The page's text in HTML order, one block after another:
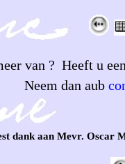
van ? Heeft u
Neem dan aub
dank aan Mevr. Oscar